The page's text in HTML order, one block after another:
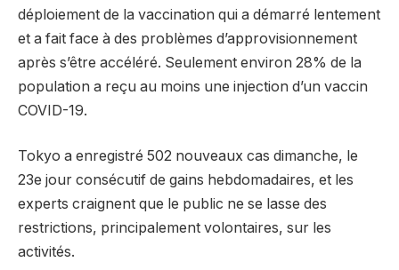
déploiement de la vaccination qui a démarré lentement
et a fait face à des problèmes d’approvisionnement
après s’être accéléré. Seulement environ 28% de la
population a reçu au moins une injection d’un vaccin
COVID-19.
Tokyo a enregistré 502 nouveaux cas dimanche, le
23e jour consécutif de gains hebdomadaires, et les
experts craignent que le public ne se lasse des
restrictions, principalement volontaires, sur les
activités.